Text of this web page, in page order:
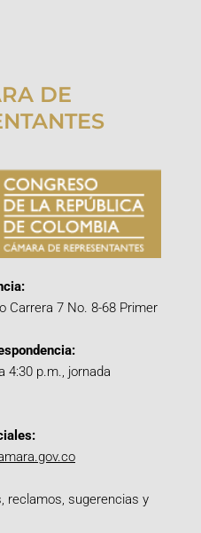
DE
Carrera 7 No. 8-68 Primer
4:30 p.m., jornada
reclamos, sugerencias y